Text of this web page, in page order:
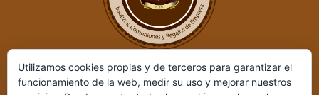
Utilizamos cookies propias y de terceros para garantizar el
funcionamiento de la web, medir su uso y mejorar nuestros